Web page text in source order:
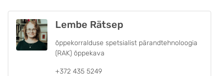
Lembe Rätsep
õppekorralduse spetsialist pärandtehnoloogia
(RAK) õppekava
+372 435 5249